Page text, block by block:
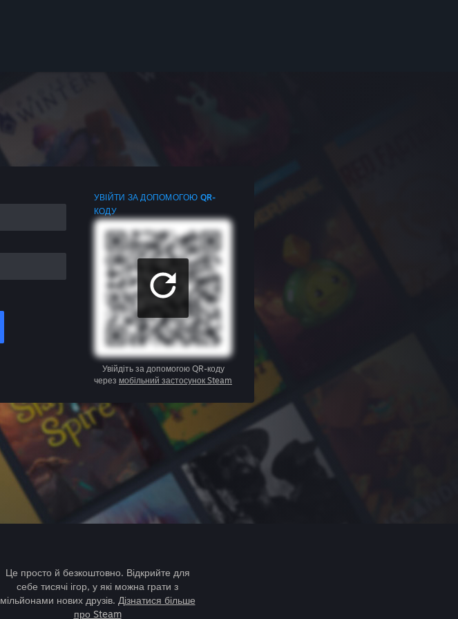
УВІЙТИ ЗА ДОПОМОГОЮ QR-
КОДУ
Увійдіть за допомогою QR-коду
через мобільний застосунок Steam
Це просто й безкоштовно. Відкрийте для
себе тисячі ігор, у які можна грати з
мільйонами нових друзів. Дізнатися більше
про Steam